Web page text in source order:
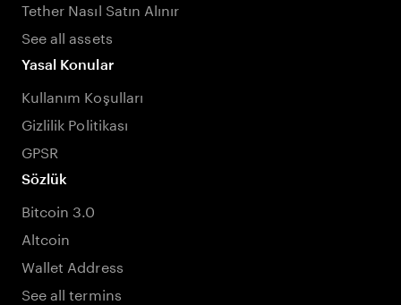
Tether Nasıl Satın Alınır
See all assets
Yasal Konular
Kullanım Koşulları
Gizlilik Politikası
GPSR
Sözlük
Bitcoin 3.0
Altcoin
Wallet Address
See all termins